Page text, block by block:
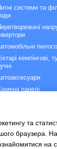
системи та
кемпінгові,
панелі
та
браузера.
на